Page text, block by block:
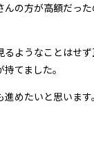
んの方が高額だっ
るようなことはせ
てました。
めたいと思います。